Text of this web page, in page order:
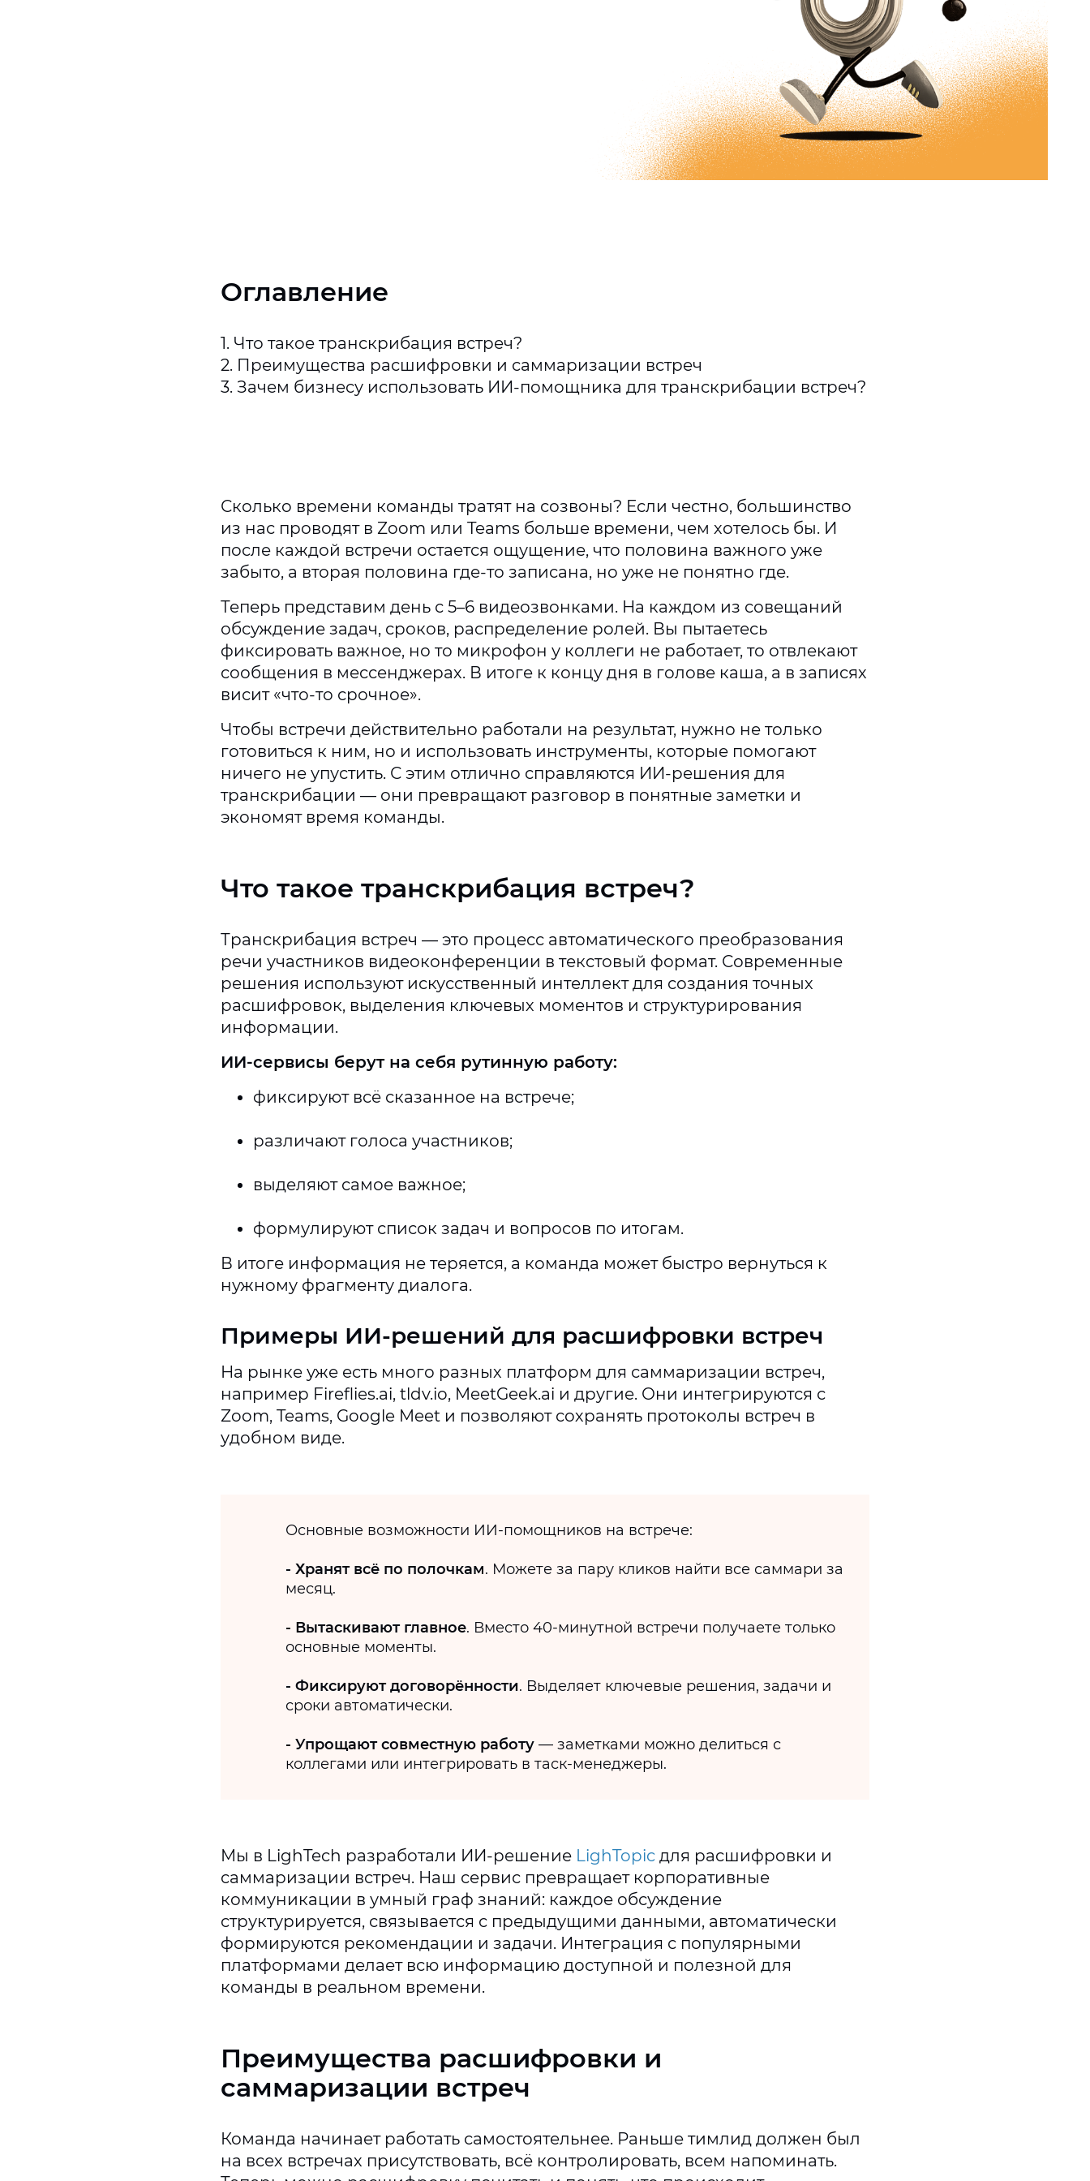
Оглавление
1. Что такое транскрибация встреч?
2. Преимущества расшифровки и саммаризации встреч
3. Зачем бизнесу использовать ИИ-помощника для транскрибации встреч?
Сколько времени команды тратят на созвоны? Если честно, большинство
из нас проводят в Zoom или Teams больше времени, чем хотелось бы. И
после каждой встречи остается ощущение, что половина важного уже
забыто, а вторая половина где-то записана, но уже не понятно где.
Теперь представим день с 5–6 видеозвонками. На каждом из совещаний
обсуждение задач, сроков, распределение ролей. Вы пытаетесь
фиксировать важное, но то микрофон у коллеги не работает, то отвлекают
сообщения в мессенджерах. В итоге к концу дня в голове каша, а в записях
висит «что-то срочное».
Чтобы встречи действительно работали на результат, нужно не только
готовиться к ним, но и использовать инструменты, которые помогают
ничего не упустить. С этим отлично справляются ИИ-решения для
транскрибации — они превращают разговор в понятные заметки и
экономят время команды.
Что такое транскрибация встреч?
Транскрибация встреч — это процесс автоматического преобразования
речи участников видеоконференции в текстовый формат. Современные
решения используют искусственный интеллект для создания точных
расшифровок, выделения ключевых моментов и структурирования
информации.
ИИ-сервисы берут на себя рутинную работу:
фиксируют всё сказанное на встрече;
различают голоса участников;
выделяют самое важное;
формулируют список задач и вопросов по итогам.
В итоге информация не теряется, а команда может быстро вернуться к
нужному фрагменту диалога.
Примеры ИИ-решений для расшифровки встреч
На рынке уже есть много разных платформ для саммаризации встреч,
например Fireflies.ai, tldv.io, MeetGeek.ai и другие. Они интегрируются с
Zoom, Teams, Google Meet и позволяют сохранять протоколы встреч в
удобном виде.
Основные возможности ИИ-помощников на встрече:
- Хранят всё по полочкам. Можете за пару кликов найти все саммари за
месяц.
- Вытаскивают главное. Вместо 40-минутной встречи получаете только
основные моменты.
- Фиксируют договорённости. Выделяет ключевые решения, задачи и
сроки автоматически.
- Упрощают совместную работу — заметками можно делиться с
коллегами или интегрировать в таск-менеджеры.
Мы в LighTech разработали ИИ-решение LighTopic для расшифровки и
саммаризации встреч. Наш сервис превращает корпоративные
коммуникации в умный граф знаний: каждое обсуждение
структурируется, связывается с предыдущими данными, автоматически
формируются рекомендации и задачи. Интеграция с популярными
платформами делает всю информацию доступной и полезной для
команды в реальном времени.
Преимущества расшифровки и
саммаризации встреч
Команда начинает работать самостоятельнее. Раньше тимлид должен был
на всех встречах присутствовать, всё контролировать, всем напоминать.